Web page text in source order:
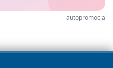
autopromocja